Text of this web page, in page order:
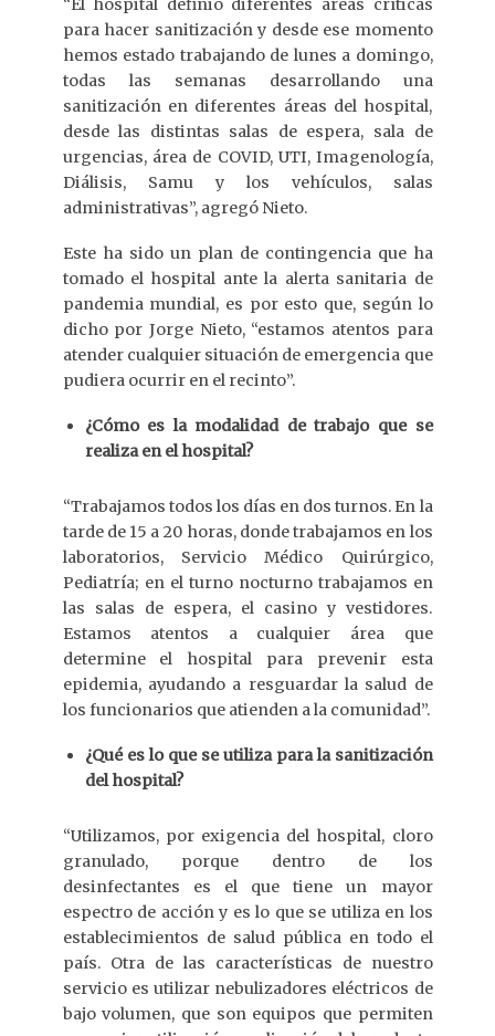
“El hospital definió diferentes áreas críticas
para hacer sanitización y desde ese momento
hemos estado trabajando de lunes a domingo,
todas las semanas desarrollando una
sanitización en diferentes áreas del hospital,
desde las distintas salas de espera, sala de
urgencias, área de COVID, UTI, Imagenología,
Diálisis, Samu y los vehículos, salas
administrativas”, agregó Nieto.
Este ha sido un plan de contingencia que ha
tomado el hospital ante la alerta sanitaria de
pandemia mundial, es por esto que, según lo
dicho por Jorge Nieto, “estamos atentos para
atender cualquier situación de emergencia que
pudiera ocurrir en el recinto”.
¿Cómo es la modalidad de trabajo que se
realiza en el hospital?
“Trabajamos todos los días en dos turnos. En la
tarde de 15 a 20 horas, donde trabajamos en los
laboratorios, Servicio Médico Quirúrgico,
Pediatría; en el turno nocturno trabajamos en
las salas de espera, el casino y vestidores.
Estamos atentos a cualquier área que
determine el hospital para prevenir esta
epidemia, ayudando a resguardar la salud de
los funcionarios que atienden a la comunidad”.
¿Qué es lo que se utiliza para la sanitización
del hospital?
“Utilizamos, por exigencia del hospital, cloro
granulado, porque dentro de los
desinfectantes es el que tiene un mayor
espectro de acción y es lo que se utiliza en los
establecimientos de salud pública en todo el
país. Otra de las características de nuestro
servicio es utilizar nebulizadores eléctricos de
bajo volumen, que son equipos que permiten